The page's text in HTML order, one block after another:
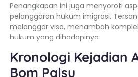
Penangkapan ini juga menyoroti
pelanggaran hukum imigrasi.
melanggar visa, menambah
hukum yang dihadapinya.
Kronologi Kejadian
Bom Palsu